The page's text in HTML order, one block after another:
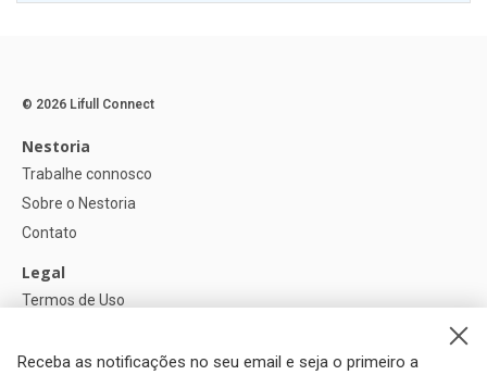
Receba as notificações no seu email e seja o primeiro a
© 2026 Lifull Connect
Nestoria
Trabalhe connosco
Sobre o Nestoria
Contato
Legal
Termos de Uso
Política de Cookies